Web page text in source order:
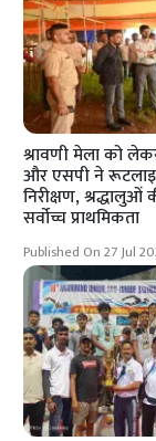
श्रावणी मेला को
और एसपी ने
निरीक्षण, श्रद्धालुओं
सर्वोच्च प्राथमिकता
Published On 27 Jul